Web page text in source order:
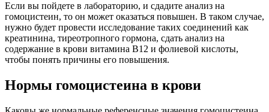
Если вы пойдете в лабораторию, и сдадите анализ на
гомоцистеин, то он может оказаться повышен. В таком случае,
нужно будет провести исследование таких соединений как
креатинина, тиреотропного гормона, сдать анализ на
содержание в крови витамина B12 и фолиевой кислоты,
чтобы понять причины его повышения.
Нормы гомоцистеина в крови